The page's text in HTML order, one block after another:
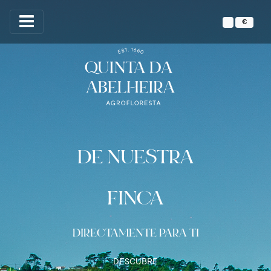
€
DE NUESTRA
FINCA
DIRECTAMENTE PARA TI
DESCUBRE